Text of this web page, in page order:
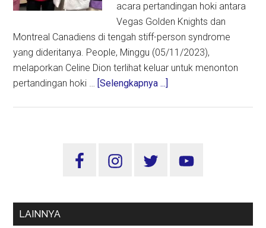
acara pertandingan hoki antara
Vegas Golden Knights dan
Montreal Canadiens di tengah stiff-person syndrome
yang dideritanya. People, Minggu (05/11/2023),
melaporkan Celine Dion terlihat keluar untuk menonton
pertandingan hoki … [Selengkapnya ...]
Setelah
Sidebar
LAINNYA